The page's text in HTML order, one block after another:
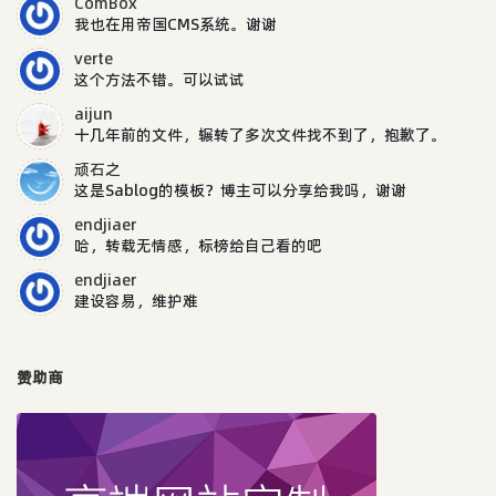
我也在用帝国CMS系统。谢谢
verte
这个方法不错。可以试试
aijun
十几年前的文件，辗转了多次文件找不到了，抱歉了。
顽石之
这是Sablog的模板？博主可以分享给我吗，谢谢
endjiaer
哈，转载无情感，标榜给自己看的吧
endjiaer
建设容易，维护难
赞助商